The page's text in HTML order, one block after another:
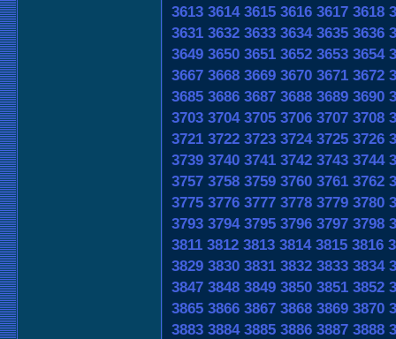
3613 3614 3615 3616 3617 3618
3631 3632 3633 3634 3635 3636
3649 3650 3651 3652 3653 3654
3667 3668 3669 3670 3671 3672
3685 3686 3687 3688 3689 3690
3703 3704 3705 3706 3707 3708
3721 3722 3723 3724 3725 3726
3739 3740 3741 3742 3743 3744
3757 3758 3759 3760 3761 3762
3775 3776 3777 3778 3779 3780
3793 3794 3795 3796 3797 3798
3811 3812 3813 3814 3815 3816
3829 3830 3831 3832 3833 3834
3847 3848 3849 3850 3851 3852
3865 3866 3867 3868 3869 3870
3883 3884 3885 3886 3887 3888